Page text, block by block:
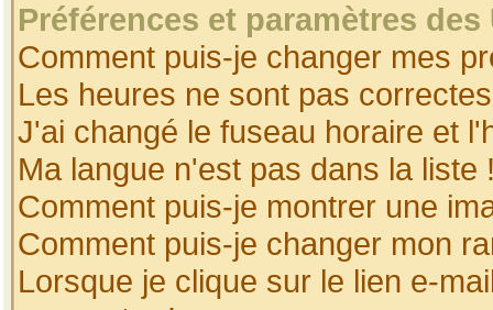
Préférences et paramètres
Comment puis-je changer mes
Les heures ne sont pas
J'ai changé le fuseau horaire et
Ma langue n'est pas dans la liste
Comment puis-je montrer une
Comment puis-je changer mon
Lorsque je clique sur le lien e-